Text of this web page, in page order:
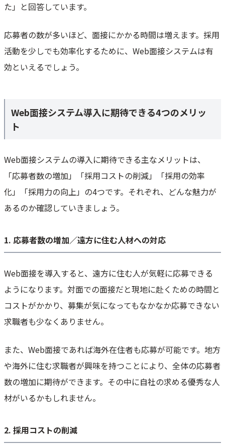
た」と回答しています。
応募者の数が多いほど、面接にかかる時間は増えます。採用
活動を少しでも効率化するために、Web面接システムは有
効といえるでしょう。
Web面接システム導入に期待できる4つのメリッ
ト
Web面接システムの導入に期待できる主なメリットは、
「応募者数の増加」「採用コストの削減」「採用の効率
化」「採用力の向上」の4つです。それぞれ、どんな魅力が
あるのか確認していきましょう。
1. 応募者数の増加／遠方に住む人材への対応
Web面接を導入すると、遠方に住む人が気軽に応募できる
ようになります。対面での面接だと現地に赴くための時間と
コストがかかり、募集が気になってもなかなか応募できない
求職者も少なくありません。
また、Web面接であれば海外在住者も応募が可能です。地方
や海外に住む求職者が興味を持つことにより、全体の応募者
数の増加に期待ができます。その中に自社の求める優秀な人
材がいるかもしれません。
2. 採用コストの削減